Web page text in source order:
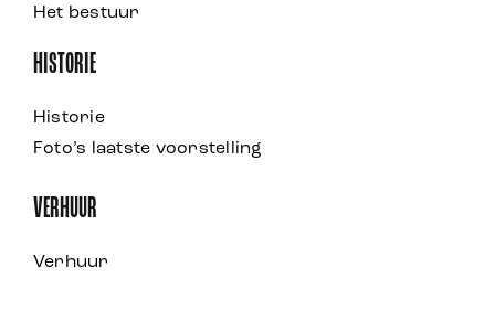
Het bestuur
HISTORIE
Historie
Foto’s laatste voorstelling
VERHUUR
Verhuur